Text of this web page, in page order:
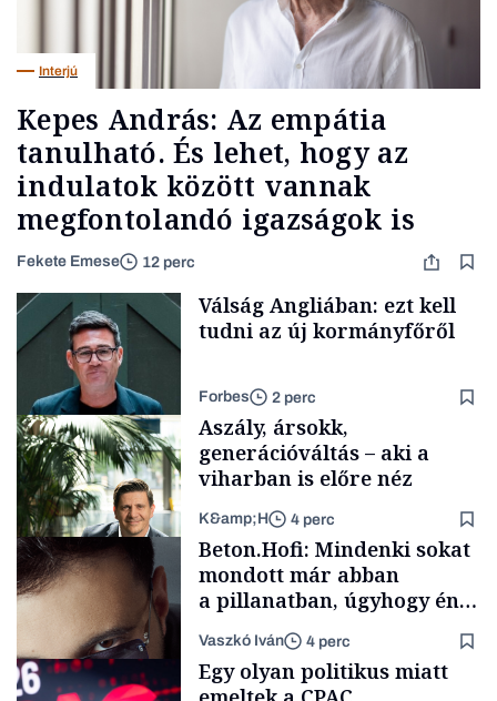
Interjú
Kepes András: Az empátia
tanulható. És lehet, hogy az
indulatok között vannak
megfontolandó igazságok is
Fekete Emese 12 perc
Politika
Válság Angliában: ezt kell
tudni az új kormányfőről
Forbes 2 perc
TÁMOGATÓI
TARTALOM
Aszály, ársokk,
generációváltás – aki a
viharban is előre néz
K&amp;H 4 perc
Beton.Hofi: Mindenki sokat
mondott már abban
a pillanatban, úgyhogy én
a legsarkosabb
gondolataimat akartam
kimondani
Vaszkó Iván 4 perc
Egy olyan politikus miatt